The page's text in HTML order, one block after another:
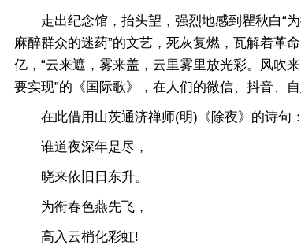
走出纪念馆，抬头望，强烈地感到瞿秋白“为
麻醉群众的迷药”的文艺，死灰复燃，瓦解着革
亿，“云来遮，雾来盖，云里雾里放光彩。风吹
要实现”的《国际歌》，在人们的微信、抖音、
在此借用山茨通济禅师(明)《除夜》的诗句：
谁道夜深年是尽，
晓来依旧日东升。
为衔春色燕先飞，
高入云梢化彩虹!